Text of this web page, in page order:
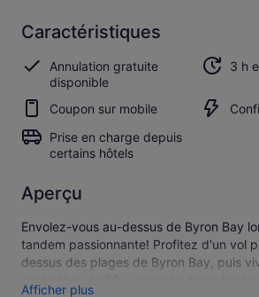
9.49.4 sur 10
Exceptionnel
Afficher
les
12 avis
Viator
Caractéristiques
Annulation gratuite
disponible
3 h
Coupon sur mobile
Prise en charge depuis
certains hôtels
Aperçu
Envolez-vous au-dessus de Byron Bay
tandem passionnante! Profitez d'un vol
dessus des plages de Byron Bay, puis
Afficher plus